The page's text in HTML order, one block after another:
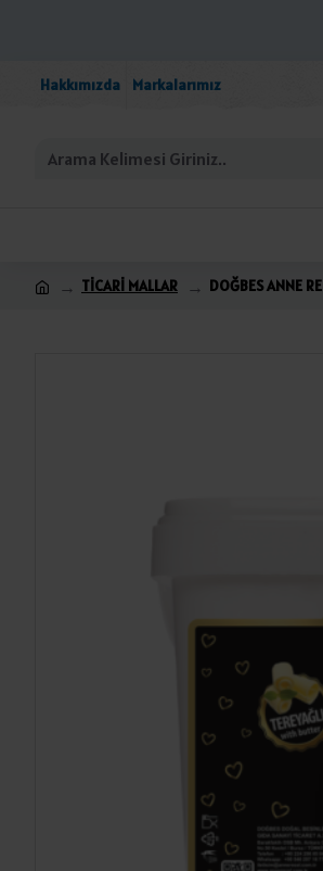
Hakkımızda Markalarımız
TİCARİ MALLAR DOĞBES ANNE